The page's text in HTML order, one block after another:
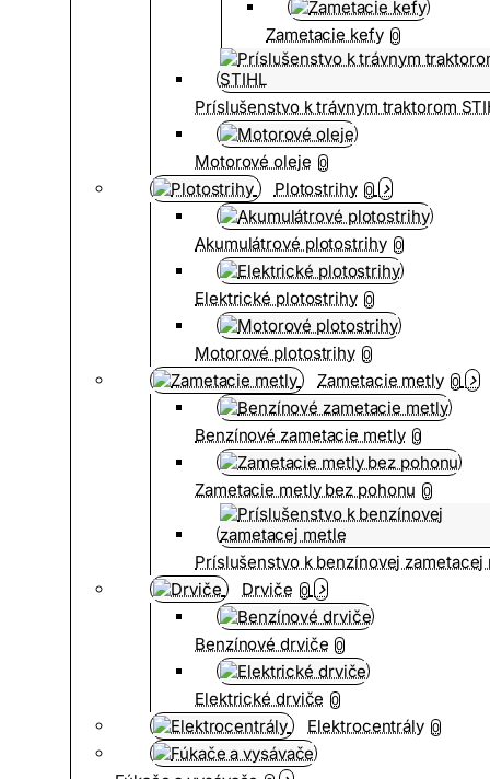
Zametacie kefy 0
Príslušenstvo k trávnym traktorom
Motorové oleje 0
Plotostrihy 0
Akumulátrové plotostrihy 0
Elektrické plotostrihy 0
Motorové plotostrihy 0
Zametacie metly 0
Benzínové zametacie metly 0
Zametacie metly bez pohonu 0
Príslušenstvo k benzínovej zametacej
Drviče 0
Benzínové drviče 0
Elektrické drviče 0
Elektrocentrály 0